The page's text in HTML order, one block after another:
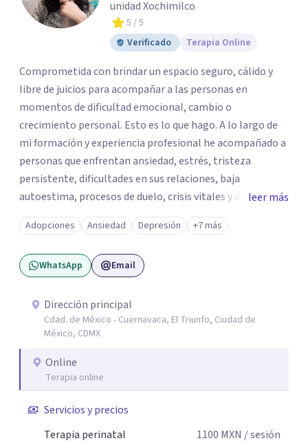
unidad Xochimilco
5 / 5
Verificado
Terapia Online
Comprometida con brindar un espacio seguro, cálido y
libre de juicios para acompañar a las personas en
momentos de dificultad emocional, cambio o
crecimiento personal. Esto es lo que hago. A lo largo de
mi formación y experiencia profesional he acompañado a
personas que enfrentan ansiedad, estrés, tristeza
persistente, dificultades en sus relaciones, baja
autoestima, procesos de duelo, crisis vitales y desafíos
relacionados con la adaptación a nuevas etapas de la vida.
Mi enfoque se basa en la escucha empática, el respeto por
la historia de cada persona y el trabajo conjunto para
desarrollar herramientas que favorezcan el bienestar
que buscar ayuda psicológica es un acto de valentía y
autocuidado. Mi objetivo es acompañarte para que puedas
comprender mejor lo que estás viviendo, fortalecer tus
recursos personales y construir una vida más plena y
congruente con tus necesidades y valores.
leer más
Adopciones Ansiedad Depresión +7 más
WhatsApp Email
Dirección principal
Cdad. de México - Cuernavaca, El Triunfo, Ciudad de
México, CDMX
Online
Terapia online
Servicios y precios
Terapia perinatal
1100 MXN / sesión